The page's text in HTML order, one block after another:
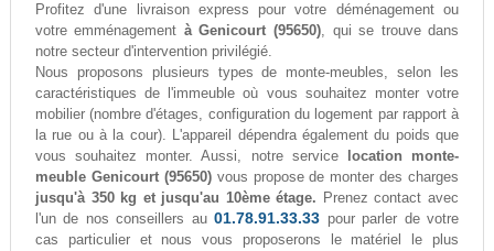
Profitez d'une livraison express pour votre déménagement ou
votre emménagement à Genicourt (95650), qui se trouve dans
notre secteur d'intervention privilégié.
Nous proposons plusieurs types de monte-meubles, selon les
caractéristiques de l'immeuble où vous souhaitez monter votre
mobilier (nombre d'étages, configuration du logement par rapport à
la rue ou à la cour). L'appareil dépendra également du poids que
vous souhaitez monter. Aussi, notre service
location monte-
meuble Genicourt (95650)vous propose de monter des charges
jusqu'à 350 kg et jusqu'au 10ème étage. Prenez contact avec
l'un de nos conseillers au01.78.91.33.33 pour parler de votre
cas particulier et nous vous proposerons le matériel le plus